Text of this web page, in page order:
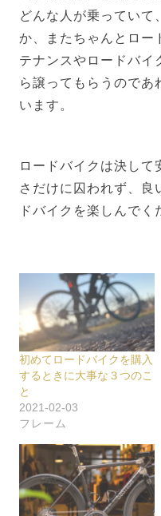
どんな人が乗っていて
か、またちゃんとロー
テナンスやロードバイ
ら譲ってもらうのであ
います。
ロードバイクは決して
さだけに囚われず、良
ドバイクを楽しんでく
初めてロードバイクを購入
するときに大事な３つのこ
と
2021-02-03
フレーム